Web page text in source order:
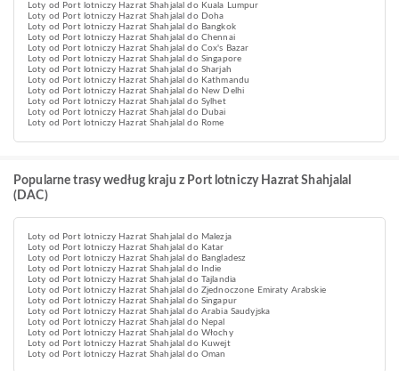
Loty od Port lotniczy Hazrat Shahjalal do Kuala Lumpur
Loty od Port lotniczy Hazrat Shahjalal do Doha
Loty od Port lotniczy Hazrat Shahjalal do Bangkok
Loty od Port lotniczy Hazrat Shahjalal do Chennai
Loty od Port lotniczy Hazrat Shahjalal do Cox's Bazar
Loty od Port lotniczy Hazrat Shahjalal do Singapore
Loty od Port lotniczy Hazrat Shahjalal do Sharjah
Loty od Port lotniczy Hazrat Shahjalal do Kathmandu
Loty od Port lotniczy Hazrat Shahjalal do New Delhi
Loty od Port lotniczy Hazrat Shahjalal do Sylhet
Loty od Port lotniczy Hazrat Shahjalal do Dubai
Loty od Port lotniczy Hazrat Shahjalal do Rome
Popularne trasy według kraju z Port lotniczy Hazrat Shahjalal
(DAC)
Loty od Port lotniczy Hazrat Shahjalal do Malezja
Loty od Port lotniczy Hazrat Shahjalal do Katar
Loty od Port lotniczy Hazrat Shahjalal do Bangladesz
Loty od Port lotniczy Hazrat Shahjalal do Indie
Loty od Port lotniczy Hazrat Shahjalal do Tajlandia
Loty od Port lotniczy Hazrat Shahjalal do Zjednoczone Emiraty Arabskie
Loty od Port lotniczy Hazrat Shahjalal do Singapur
Loty od Port lotniczy Hazrat Shahjalal do Arabia Saudyjska
Loty od Port lotniczy Hazrat Shahjalal do Nepal
Loty od Port lotniczy Hazrat Shahjalal do Włochy
Loty od Port lotniczy Hazrat Shahjalal do Kuwejt
Loty od Port lotniczy Hazrat Shahjalal do Oman